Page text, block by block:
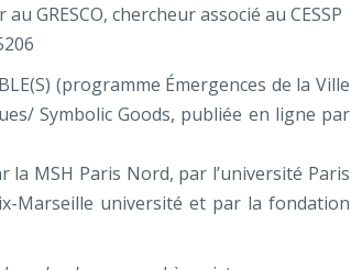
GRESCO, chercheur associé au CESSP
(programme Émergences de la Ville
Symbolic Goods, publiée en ligne par
MSH Paris Nord, par l’université Paris
Marseille université et par la fondation